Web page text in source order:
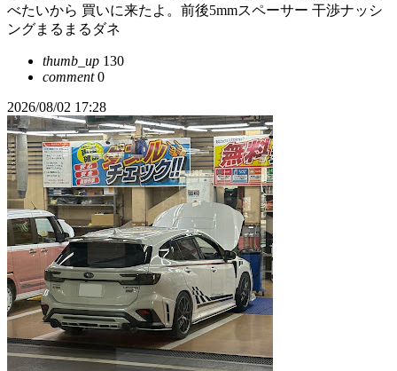
べたいから 買いに来たよ。前後5mmスペーサー 干渉ナッシ
ングまるまるダネ
thumb_up 130
comment0
2026/08/02 17:28